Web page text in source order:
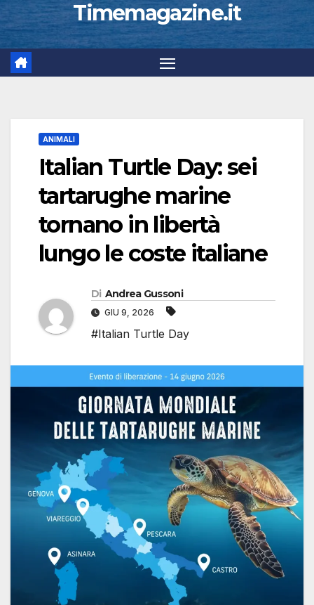
Timemagazine.it
ANIMALI
Italian Turtle Day: sei
tartarughe marine
tornano in libertà
lungo le coste italiane
Di Andrea Gussoni
GIU 9, 2026
#Italian Turtle Day